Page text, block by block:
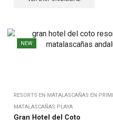
NEW
RESORTS EN MATALASCAÑAS EN
MATALASCAÑAS PLAYA
Gran Hotel del Coto